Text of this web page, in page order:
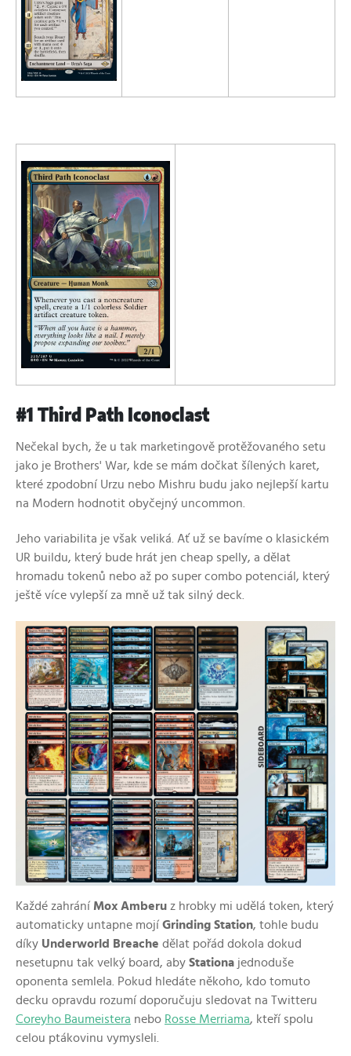
#1 Third Path Iconoclast
Nečekal bych, že u tak marketingově protěžovaného setu
jako je Brothers' War, kde se mám dočkat šílených karet,
které zpodobní Urzu nebo Mishru budu jako nejlepší kartu
na Modern hodnotit obyčejný uncommon.
Jeho variabilita je však veliká. Ať už se bavíme o klasickém
UR buildu, který bude hrát jen cheap spelly, a dělat
hromadu tokenů nebo až po super combo potenciál, který
ještě více vylepší za mně už tak silný deck.
Každé zahrání Mox Amberu z hrobky mi udělá token, který
automaticky untapne mojí Grinding Station, tohle budu
díky Underworld Breache dělat pořád dokola dokud
nesetupnu tak velký board, aby Stationa jednoduše
oponenta semlela. Pokud hledáte někoho, kdo tomuto
decku opravdu rozumí doporučuju sledovat na Twitteru
Coreyho Baumeistera nebo Rosse Merriama, kteří spolu
celou ptákovinu vymysleli.